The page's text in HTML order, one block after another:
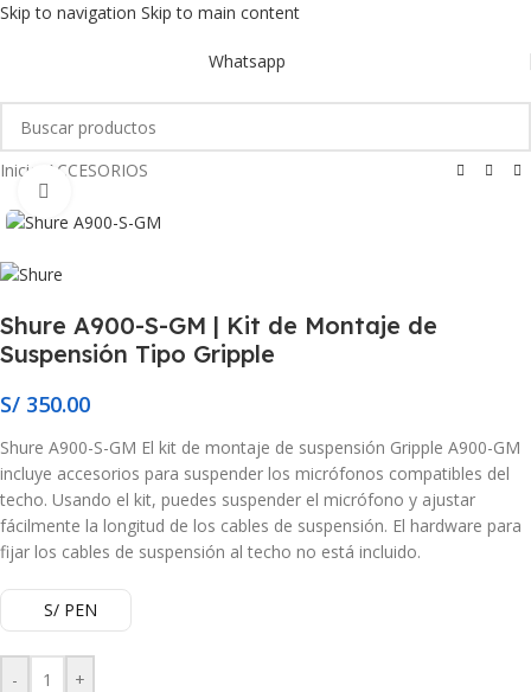
Skip to navigation Skip to main content
Whatsapp
Inicio ACCESORIOS
Shure A900-S-GM | Kit de Montaje de
Suspensión Tipo Gripple
S/ 350.00
Shure A900-S-GM El kit de montaje de suspensión Gripple A900-GM
incluye accesorios para suspender los micrófonos compatibles del
techo. Usando el kit, puedes suspender el micrófono y ajustar
fácilmente la longitud de los cables de suspensión. El hardware para
fijar los cables de suspensión al techo no está incluido.
S/ PEN
- +